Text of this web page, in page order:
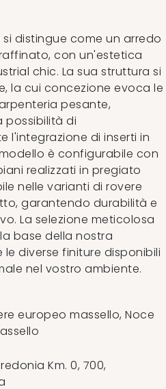
distingue come un arredo
con un'estetica
chic. La sua struttura si
la cui concezione evoca le
pesante,
di
l'integrazione di inserti in
è configurabile con
realizzati in pregiato
nelle varianti di rovere
garantendo durabilità e
La selezione meticolosa
base della nostra
diverse finiture disponibili
nel vostro ambiente.
europeo massello, Noce
Km. 0, 700,